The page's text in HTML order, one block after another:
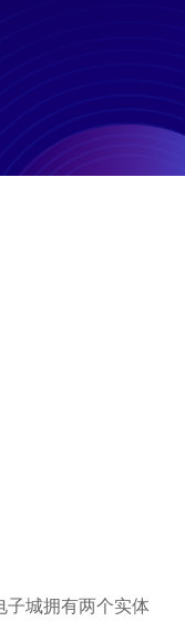
子城拥有两个实体